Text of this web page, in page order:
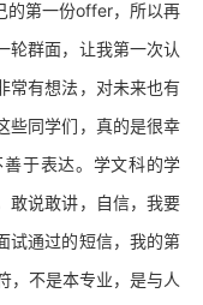
的第一份offer，所以再
轮群面，让我第一次认
常有想法，对未来也有
些同学们，真的是很幸
于表达。学文科的学
敢说敢讲，自信，我要
试通过的短信，我的第
，不是本专业，是与人